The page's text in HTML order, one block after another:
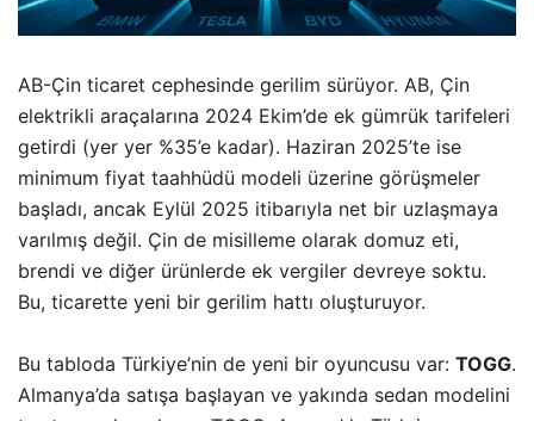
AB-Çin ticaret cephesinde gerilim sürüyor. AB, Çin
elektrikli araçalarına 2024 Ekim’de ek gümrük tarifeleri
getirdi (yer yer %35’e kadar). Haziran 2025’te ise
minimum fiyat taahhüdü modeli üzerine görüşmeler
başladı, ancak Eylül 2025 itibarıyla net bir uzlaşmaya
varılmış değil. Çin de misilleme olarak domuz eti,
brendi ve diğer ürünlerde ek vergiler devreye soktu.
Bu, ticarette yeni bir gerilim hattı oluşturuyor.
Bu tabloda Türkiye’nin de yeni bir oyuncusu var: TOGG.
Almanya’da satışa başlayan ve yakında sedan modelini